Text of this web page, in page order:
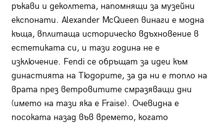
ръкави и деколтета, напомнящи за музейни
експонати. Alexander McQueen винаги е модна
къща, вплитаща историческо вдъхновение в
естетиката си, и тази година не е
изключение. Fendi се обръщат за идеи към
династията на Тюдорите, за да ни е топло на
врата през ветровитите смразяващи дни
(името на тази яка е Fraise). Очевидна е
посоката назад във времето, когато